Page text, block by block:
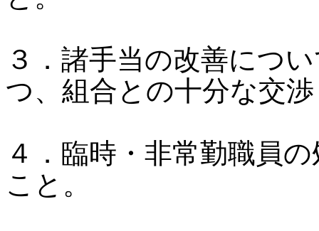
３．諸手当の改善につ
つ、組合との十分な交
４．臨時・非常勤職員
こと。